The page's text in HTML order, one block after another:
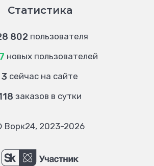
Статистика
802 пользователя
новых пользователей
3 сейчас на сайте
заказов в сутки
Ворк24, 2023-2026